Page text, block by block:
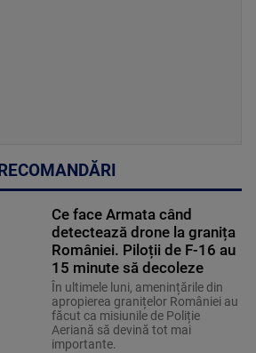
RECOMANDĂRI
Ce face Armata când
detectează drone la granița
României. Piloții de F-16 au
15 minute să decoleze
În ultimele luni, amenințările din
apropierea granițelor României au
făcut ca misiunile de Poliție
Aeriană să devină tot mai
importante.